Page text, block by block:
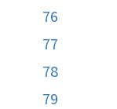
76
77
78
79